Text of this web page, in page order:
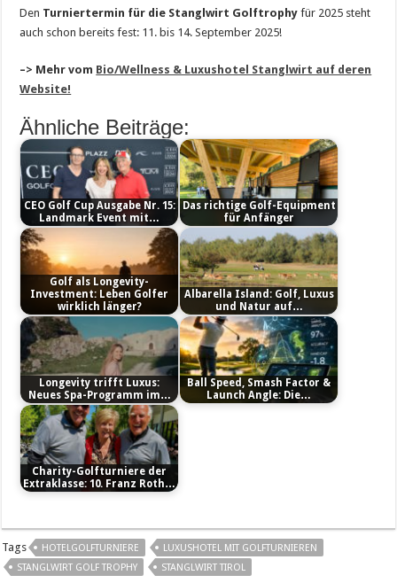
Den Turniertermin für die Stanglwirt Golftrophy für 2025 steht
auch schon bereits fest: 11. bis 14. September 2025!
–> Mehr vom Bio/Wellness & Luxushotel Stanglwirt auf deren
Website!
Ähnliche Beiträge:
CEO Golf Cup Ausgabe Nr. 15:
Landmark Event mit…
Das richtige Golf-Equipment
für Anfänger
Golf als Longevity-
Investment: Leben Golfer
wirklich länger?
Albarella Island: Golf, Luxus
und Natur auf…
Longevity trifft Luxus:
Neues Spa-Programm im…
Ball Speed, Smash Factor &
Launch Angle: Die…
Charity-Golfturniere der
Extraklasse: 10. Franz Roth…
Tags HOTELGOLFTURNIERE
LUXUSHOTEL MIT GOLFTURNIEREN
STANGLWIRT GOLF TROPHY
STANGLWIRT TIROL